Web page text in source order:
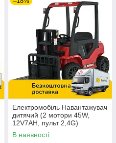
Електромобіль Навантажувач
дитячий (2 мотори 45W,
12V7AH, пульт 2,4G)
Спецтехніка Bambi M
6063EBLR-3 Червоний
В наявності